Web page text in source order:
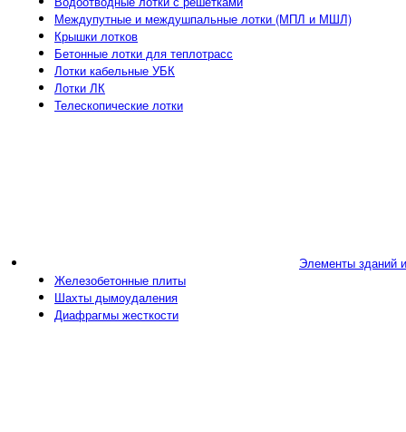
Междупутные и междушпальные лотки (МПЛ и МШЛ)
Крышки лотков
Бетонные лотки для теплотрасс
Лотки кабельные УБК
Лотки ЛК
Телескопические лотки
Элементы зданий
Железобетонные плиты
Шахты дымоудаления
Диафрагмы жесткости